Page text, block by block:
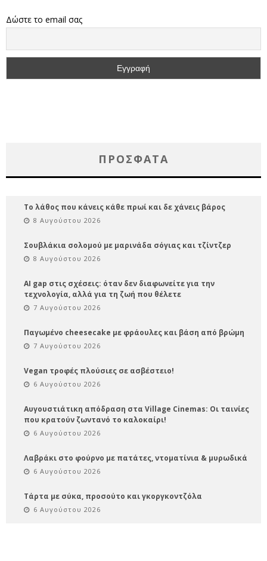
Δώστε το email σας
ΠΡΌΣΦΑΤΑ
Το λάθος που κάνεις κάθε πρωί και δε χάνεις βάρος
8 Αυγούστου 2026
Σουβλάκια σολομού με μαρινάδα σόγιας και τζίντζερ
8 Αυγούστου 2026
AI gap στις σχέσεις: όταν δεν διαφωνείτε για την
τεχνολογία, αλλά για τη ζωή που θέλετε
7 Αυγούστου 2026
Παγωμένο cheesecake με φράουλες και βάση από βρώμη
7 Αυγούστου 2026
Vegan τροφές πλούσιες σε ασβέστειο!
6 Αυγούστου 2026
Αυγουστιάτικη απόδραση στα Village Cinemas: Οι ταινίες
που κρατούν ζωντανό το καλοκαίρι!
6 Αυγούστου 2026
Λαβράκι στο φούρνο με πατάτες, ντοματίνια & μυρωδικά
6 Αυγούστου 2026
Τάρτα με σύκα, προσούτο και γκοργκοντζόλα
6 Αυγούστου 2026